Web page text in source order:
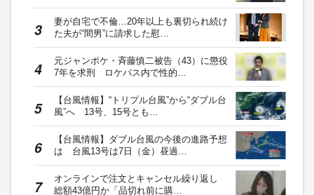
妻が自宅で不倫…20年以上も裏切られ続け
た夫が“間男”に請求した慰…
元ジャンポケ・斉藤慎二被告（43）に懲役
7年を求刑 ロケバス内で性的…
【台風情報】“トリプル台風”から“ダブル台
風”へ 13号、15号とも…
【台風情報】ダブル台風の今後の進路予想
は 台風13号は7日（金）昼過…
オンラインで注文とキャンセル繰り返し
総額43億円か「品切れ前に購…